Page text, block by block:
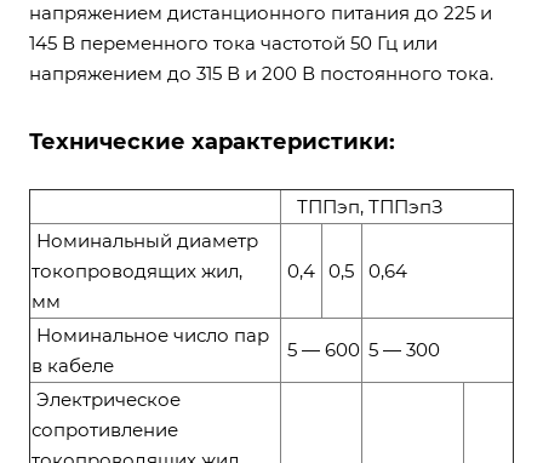
напряжением дистанционного питания до 225 и
145 В переменного тока частотой 50 Гц или
напряжением до 315 В и 200 В постоянного тока.
Технические характеристики:
ТППэп, ТППэпЗ
Номинальный диаметр
токопроводящих жил,
мм
0,4 0,5 0,64
Номинальное число пар
в кабеле
5 — 600 5 — 300
Электрическое
сопротивление